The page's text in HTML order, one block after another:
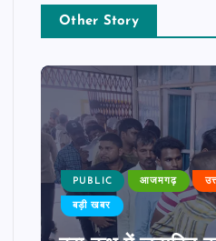
Other Story
PUBLIC आजमगढ़
बड़ी खबर